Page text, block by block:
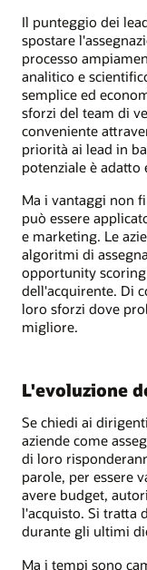
Il punteggio dei
spostare
processo
analitico e
semplice ed
sforzi del team di
conveniente
priorità ai lead in
potenziale è adatto
Ma i vantaggi non
può essere
e marketing. Le
algoritmi di
opportunity
dell'acquirente. Di
loro sforzi dove
migliore.
L'evoluzione
Se chiedi ai
aziende come
di loro
parole, per essere
avere budget,
l'acquisto. Si tratta
durante gli ultimi
Ma i tempi sono